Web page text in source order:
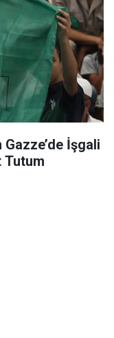
İşgali
Tutum